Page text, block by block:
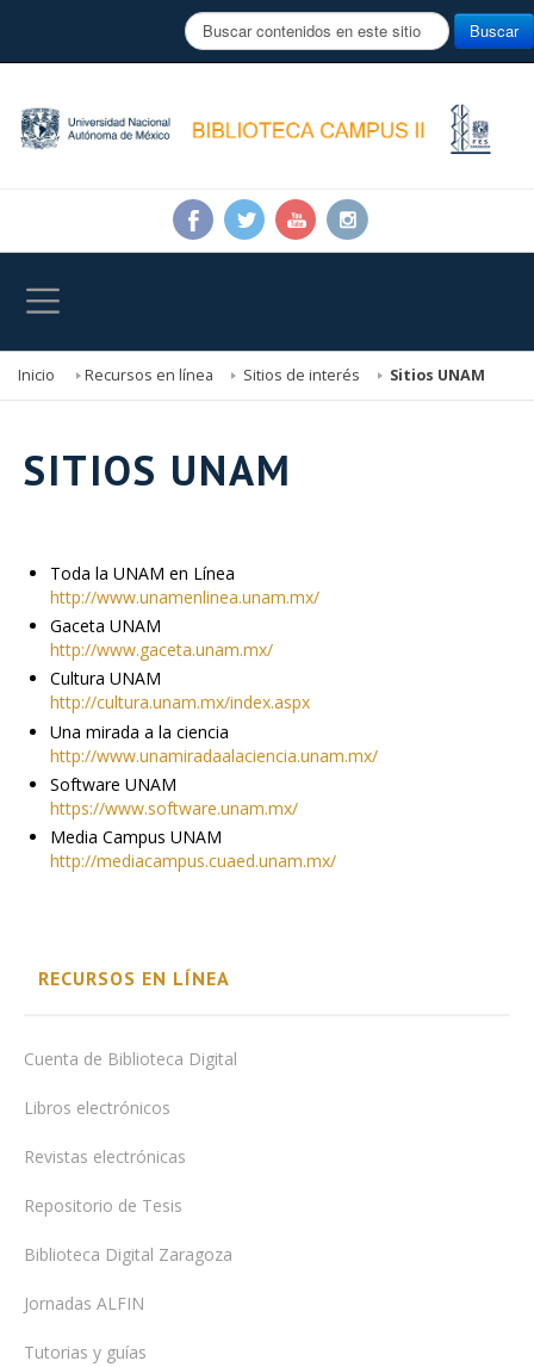
B
u
a
Buscar
Inicio Recursos en línea Sitios de interés Sitios UNAM
SITIOS UNAM
Toda la UNAM en Línea
http://www.unamenlinea.unam.mx/
Gaceta UNAM
http://www.gaceta.unam.mx/
Cultura UNAM
http://cultura.unam.mx/index.aspx
Una mirada a la ciencia
http://www.unamiradaalaciencia.unam.mx/
Software UNAM
https://www.software.unam.mx/
Media Campus UNAM
http://mediacampus.cuaed.unam.mx/
RECURSOS EN LÍNEA
Cuenta de Biblioteca Digital
Libros electrónicos
Revistas electrónicas
Repositorio de Tesis
Biblioteca Digital Zaragoza
Jornadas ALFIN
Tutorias y guías